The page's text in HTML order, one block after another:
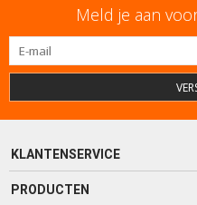
Meld je aan
KLANTENSERVICE
PRODUCTEN